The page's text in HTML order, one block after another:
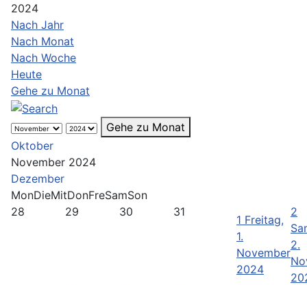
2024
Nach Jahr
Nach Monat
Nach Woche
Heute
Gehe zu Monat
Gehe zu Monat
Oktober
November 2024
Dezember
MonDieMitDonFreSamSon
28
29 30 31
1 Freitag,
1.
November
2024
2
2.